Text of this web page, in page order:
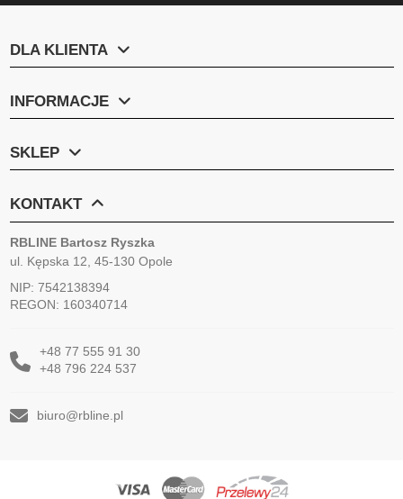
DLA KLIENTA
INFORMACJE
SKLEP
KONTAKT
RBLINE Bartosz Ryszka
ul. Kępska 12, 45-130 Opole
NIP: 7542138394
REGON: 160340714
+48 77 555 91 30
+48 796 224 537
biuro@rbline.pl